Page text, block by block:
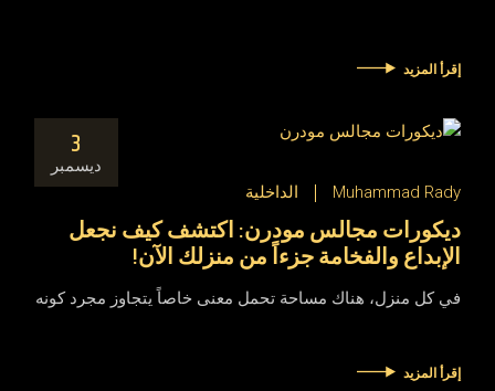
إقرأ المزيد
3
ديسمبر
Muhammad Rady
الداخلية
ديكورات مجالس مودرن: اكتشف كيف نجعل
الإبداع والفخامة جزءاً من منزلك الآن!
في كل منزل، هناك مساحة تحمل معنى خاصاً يتجاوز مجرد كونه
إقرأ المزيد